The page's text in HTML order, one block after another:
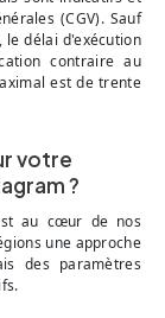
(CGV). Sauf
le délai d'exécution
contraire au
est de trente
votre
?
au cœur de nos
une approche
des paramètres